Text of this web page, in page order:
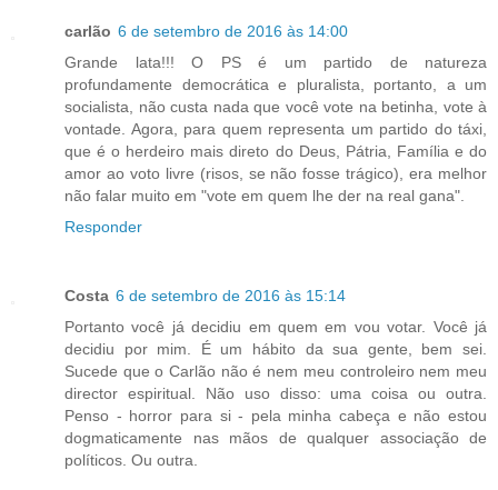
carlão 6 de setembro de 2016 às 14:00
Grande lata!!! O PS é um partido de natureza
profundamente democrática e pluralista, portanto, a um
socialista, não custa nada que você vote na betinha, vote à
vontade. Agora, para quem representa um partido do táxi,
que é o herdeiro mais direto do Deus, Pátria, Família e do
amor ao voto livre (risos, se não fosse trágico), era melhor
não falar muito em "vote em quem lhe der na real gana".
Responder
Costa 6 de setembro de 2016 às 15:14
Portanto você já decidiu em quem em vou votar. Você já
decidiu por mim. É um hábito da sua gente, bem sei.
Sucede que o Carlão não é nem meu controleiro nem meu
director espiritual. Não uso disso: uma coisa ou outra.
Penso - horror para si - pela minha cabeça e não estou
dogmaticamente nas mãos de qualquer associação de
políticos. Ou outra.